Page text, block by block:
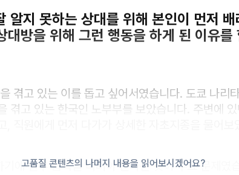
알지 못하는 상대를 위해 본인이 먼저
대방을 위해 그런 행동을 하게 된 이유를
겪고 있는 이를 돕고 싶어서였습니다. 도쿄 나리
겪고 있는 한국인 노부부를 보았습니다. 주변에
기에 일부 품목을 버려야 한다는 것이 주요 문제였
고품질 콘텐츠의 나머지 내용을 읽어보시겠어요?